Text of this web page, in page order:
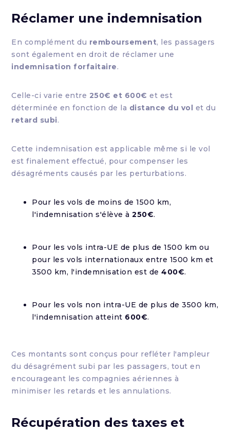
Réclamer une indemnisation
En complément du remboursement, les passagers
sont également en droit de réclamer une
indemnisation forfaitaire.
Celle-ci varie entre 250€ et 600€ et est
déterminée en fonction de la distance du vol et du
retard subi.
Cette indemnisation est applicable même si le vol
est finalement effectué, pour compenser les
désagréments causés par les perturbations.
Pour les vols de moins de 1500 km,
l'indemnisation s'élève à250€.
Pour les vols intra-UE de plus de 1500 km ou
pour les vols internationaux entre 1500 km et
3500 km, l'indemnisation est de400€.
Pour les vols non intra-UE de plus de 3500 km,
l'indemnisation atteint 600€.
Ces montants sont conçus pour refléter l'ampleur
du désagrément subi par les passagers, tout en
encourageant les compagnies aériennes à
minimiser les retards et les annulations.
Récupération des taxes et